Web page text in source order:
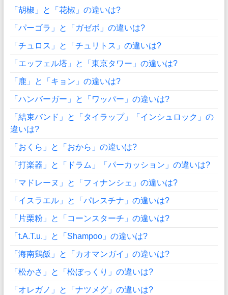
「胡椒」と「花椒」の違いは?
「パーゴラ」と「ガゼボ」の違いは?
「チュロス」と「チュリトス」の違いは?
「エッフェル塔」と「東京タワー」の違いは?
「鹿」と「キョン」の違いは?
「ハンバーガー」と「ワッパー」の違いは?
「結束バンド」と「タイラップ」「インシュロック」の
違いは?
「おくら」と「おから」の違いは?
「打楽器」と「ドラム」「パーカッション」の違いは?
「マドレーヌ」と「フィナンシェ」の違いは?
「イスラエル」と「パレスチナ」の違いは?
「片栗粉」と「コーンスターチ」の違いは?
「t.A.T.u.」と「Shampoo」の違いは?
「海南鶏飯」と「カオマンガイ」の違いは?
「松かさ」と「松ぼっくり」の違いは?
「オレガノ」と「ナツメグ」の違いは?